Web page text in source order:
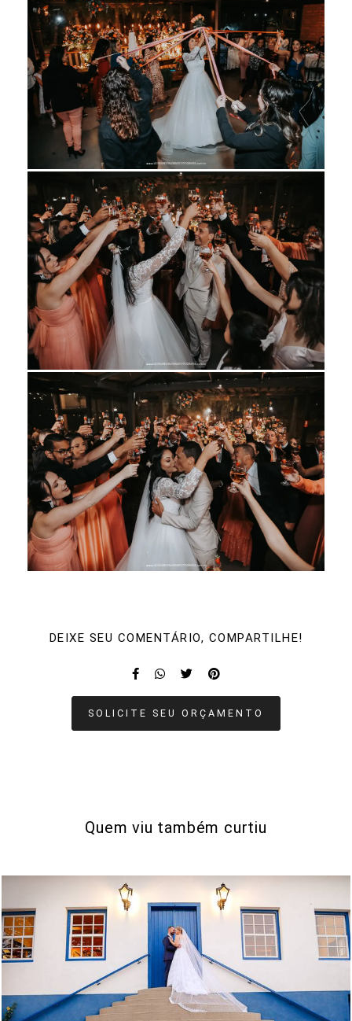
DEIXE SEU COMENTÁRIO, COMPARTILHE!
SOLICITE SEU ORÇAMENTO
Quem viu também curtiu